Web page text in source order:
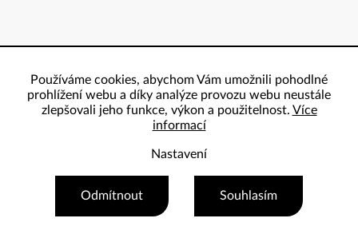
Používáme cookies, abychom Vám umožnili pohodlné
prohlížení webu a díky analýze provozu webu neustále
zlepšovali jeho funkce, výkon a použitelnost. Více
informací
Nastavení
Odmítnout Souhlasím
Vytvořil Shoptet Premium